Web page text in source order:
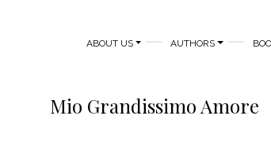
MAIN NAVIGATION
ABOUT US AUTHORS
Mio Grandissimo Amore